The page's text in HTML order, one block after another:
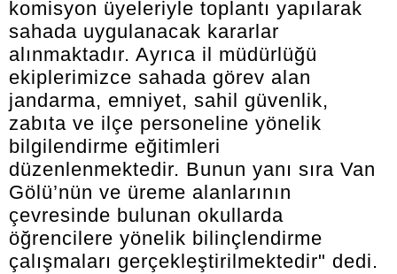
komisyon üyeleriyle toplantı yapılarak
sahada uygulanacak kararlar
alınmaktadır. Ayrıca il müdürlüğü
ekiplerimizce sahada görev alan
jandarma, emniyet, sahil güvenlik,
zabıta ve ilçe personeline yönelik
bilgilendirme eğitimleri
düzenlenmektedir. Bunun yanı sıra Van
Gölü’nün ve üreme alanlarının
çevresinde bulunan okullarda
öğrencilere yönelik bilinçlendirme
çalışmaları gerçekleştirilmektedir" dedi.